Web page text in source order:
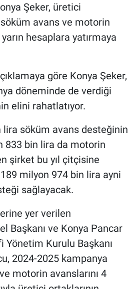
Şeker, üretici
avans ve motorin
hesaplara yatırmaya
göre Konya Şeker,
döneminde de verdiği
elini rahatlatıyor.
lira söküm avans desteğinin
833 bin lira da motorin
şirket bu yıl çitçisine
milyon 974 bin lira ayni
sağlayacak.
yer verilen
Başkanı ve Konya Pancar
Yönetim Kurulu Başkanı
2024-2025 kampanya
motorin avanslarını 4